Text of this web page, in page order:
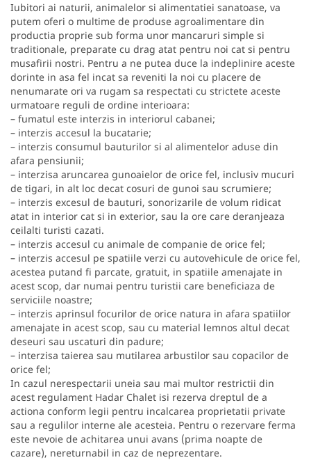
Iubitori ai naturii, animalelor si alimentatiei sanatoase, va
putem oferi o multime de produse agroalimentare din
productia proprie sub forma unor mancaruri simple si
traditionale, preparate cu drag atat pentru noi cat si pentru
musafirii nostri. Pentru a ne putea duce la indeplinire aceste
dorinte in asa fel incat sa reveniti la noi cu placere de
nenumarate ori va rugam sa respectati cu strictete aceste
urmatoare reguli de ordine interioara:
– fumatul este interzis in interiorul cabanei;
– interzis accesul la bucatarie;
– interzis consumul bauturilor si al alimentelor aduse din
afara pensiunii;
– interzisa aruncarea gunoaielor de orice fel, inclusiv mucuri
de tigari, in alt loc decat cosuri de gunoi sau scrumiere;
– interzis excesul de bauturi, sonorizarile de volum ridicat
atat in interior cat si in exterior, sau la ore care deranjeaza
ceilalti turisti cazati.
– interzis accesul cu animale de companie de orice fel;
– interzis accesul pe spatiile verzi cu autovehicule de orice fel,
acestea putand fi parcate, gratuit, in spatiile amenajate in
acest scop, dar numai pentru turistii care beneficiaza de
serviciile noastre;
– interzis aprinsul focurilor de orice natura in afara spatiilor
amenajate in acest scop, sau cu material lemnos altul decat
deseuri sau uscaturi din padure;
– interzisa taierea sau mutilarea arbustilor sau copacilor de
orice fel;
In cazul nerespectarii uneia sau mai multor restrictii din
acest regulament Hadar Chalet isi rezerva dreptul de a
actiona conform legii pentru incalcarea proprietatii private
sau a regulilor interne ale acesteia. Pentru o rezervare ferma
este nevoie de achitarea unui avans (prima noapte de
cazare), nereturnabil in caz de neprezentare.